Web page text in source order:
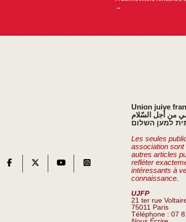
→
Union juive
من أجل السّلام
למען השלום
Les seules
association
autres articles
refléter
intéressants à
connaissance.
UJFP
21 ter rue
75011 Paris
Téléphone : 07